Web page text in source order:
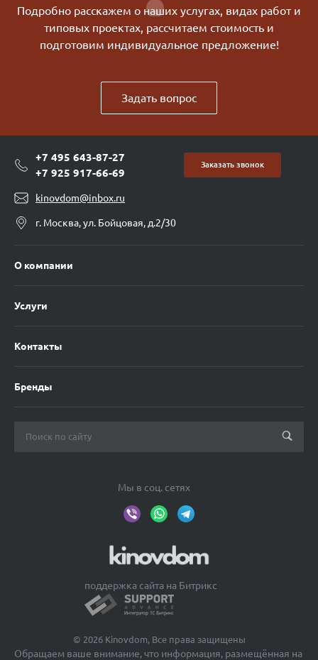
Подробно расскажем о наших услугах, видах работ и
типовых проектах, рассчитаем стоимость и
подготовим индивидуальное предложение!
Задать вопрос
+7 495 643-87-27
+7 925 917-66-69
Заказать звонок
kinovdom@inbox.ru
г. Москва, ул. Бойцовая, д.2/30
О компании
Услуги
Контакты
Бренды
Мы в соц. сетях
© 2026 Kinovdom, Все права защищены
поддержка сайта на Битрикс
Обращаем ваше внимание, что информация, размещённая на